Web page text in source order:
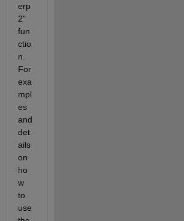
erp
2"
fun
ctio
n.
For
exa
mpl
es
and
det
ails
on
ho
w
to
use